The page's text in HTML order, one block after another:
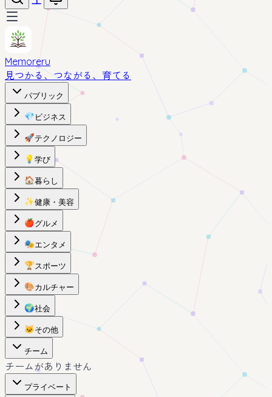
Memoreru
見つかる、つながる、育てる
パブリック
💎 ビジネス
🚀テクノロジー
💡 学び
🏠暮らし
✨健康・美容
🍎グルメ
🎭エンタメ
🏆スポーツ
🎨カルチャー
🌍社会
🐱 その他
チーム
チームがありません
プライベート